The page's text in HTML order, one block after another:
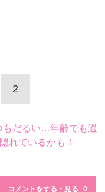
2
だるい…年齢でも過
れているかも！
コメントをする・見る